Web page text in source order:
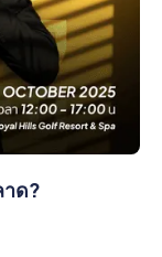
าด?